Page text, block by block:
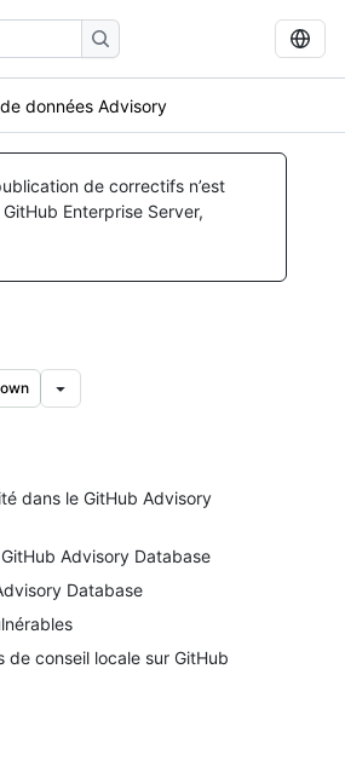
données Advisory
de correctifs n’est
Enterprise Server,
dans le GitHub Advisory
Advisory Database
Database
conseil locale sur GitHub